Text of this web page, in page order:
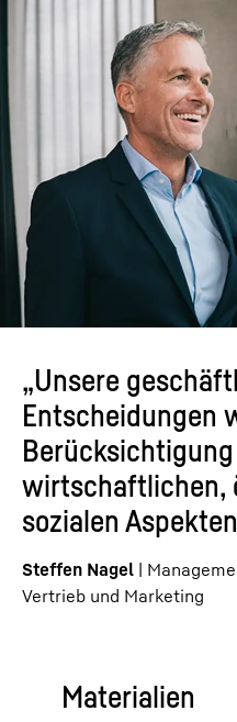
„Unsere
Entscheidungen
wirtschaftlichen,
sozialen
Steffen Nagel |
Vertrieb und Marketing
Materialien